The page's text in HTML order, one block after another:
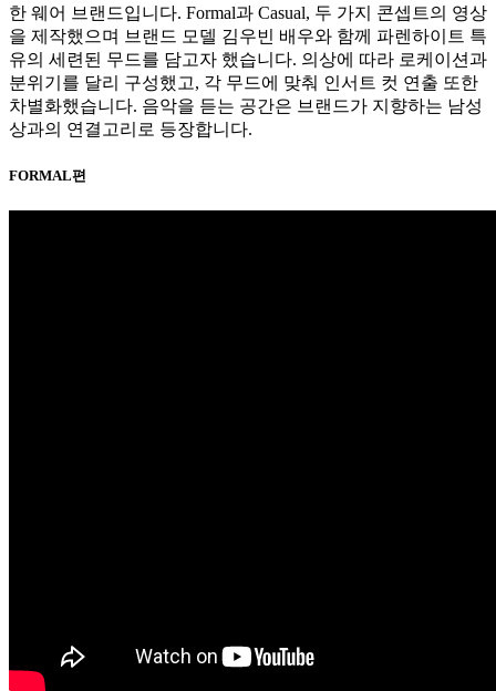
한 웨어 브랜드입니다. Formal과 Casual, 두 가지 콘셉트의 영상
을 제작했으며 브랜드 모델 김우빈 배우와 함께 파렌하이트 특
유의 세련된 무드를 담고자 했습니다. 의상에 따라 로케이션과
분위기를 달리 구성했고, 각 무드에 맞춰 인서트 컷 연출 또한
차별화했습니다. 음악을 듣는 공간은 브랜드가 지향하는 남성
상과의 연결고리로 등장합니다.
FORMAL편